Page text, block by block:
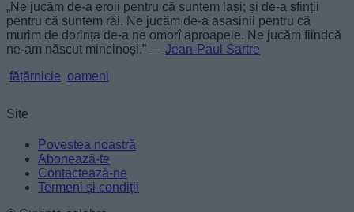
„Ne jucăm de-a eroii pentru că suntem lași; și de-a sfinții
pentru că suntem răi. Ne jucăm de-a asasinii pentru că
murim de dorința de-a ne omorî aproapele. Ne jucăm fiindcă
ne-am născut mincinoși.” — Jean-Paul Sartre
fățărnicie oameni
Site
Povestea noastră
Abonează-te
Contactează-ne
Termeni și condiții